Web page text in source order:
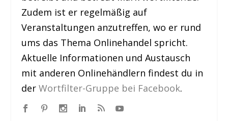
Zudem ist er regelmäßig auf
Veranstaltungen anzutreffen, wo er rund
ums das Thema Onlinehandel spricht.
Aktuelle Informationen und Austausch
mit anderen Onlinehändlern findest du in
derWortfilter-Gruppe bei Facebook.